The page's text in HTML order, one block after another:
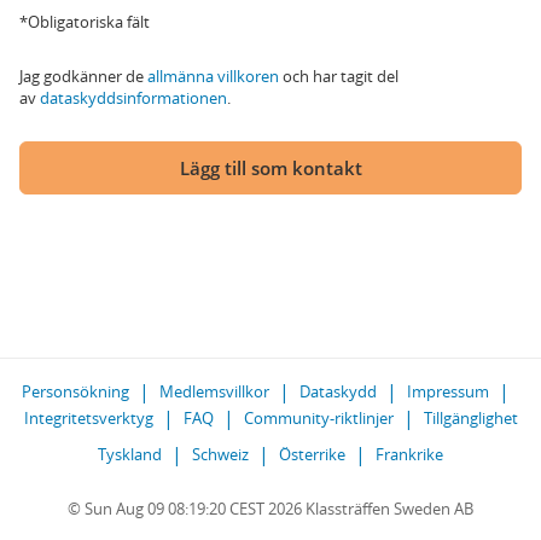
*Obligatoriska fält
Jag godkänner deallmänna villkoren och har tagit del
avdataskyddsinformationen.
Lägg till som kontakt
Personsökning Medlemsvillkor Dataskydd
Impressum
Integritetsverktyg
FAQ Community-riktlinjer
Tillgänglighet
Tyskland
Schweiz Österrike Frankrike
© Sun Aug 09 08:19:20 CEST 2026 Klassträffen Sweden AB